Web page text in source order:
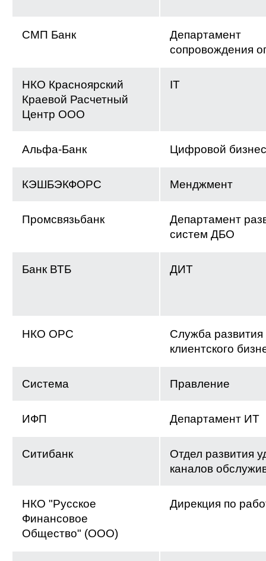
СМП Банк
Департамент
сопровождения
НКО Красноярский
Краевой Расчетный
Центр ООО
IT
Альфа-Банк Цифровой бизнес
КЭШБЭКФОРС Менджмент
Промсвязьбанк
Департамент
систем ДБО
Банк ВТБ ДИТ
НКО ОРС
Служба развития
клиентского
Система Правление
ИФП Департамент ИТ
Ситибанк
Отдел развития
каналов
НКО "Русское
Финансовое
Общество" (ООО)
Дирекция по